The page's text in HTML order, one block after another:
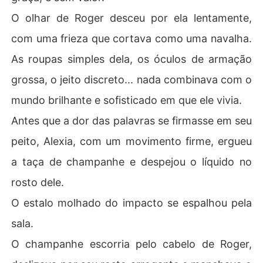
O olhar de Roger desceu por ela lentamente,
com uma frieza que cortava como uma navalha.
As roupas simples dela, os óculos de armação
grossa, o jeito discreto... nada combinava com o
mundo brilhante e sofisticado em que ele vivia.
Antes que a dor das palavras se firmasse em seu
peito, Alexia, com um movimento firme, ergueu
a taça de champanhe e despejou o líquido no
rosto dele.
O estalo molhado do impacto se espalhou pela
sala.
O champanhe escorria pelo cabelo de Roger,